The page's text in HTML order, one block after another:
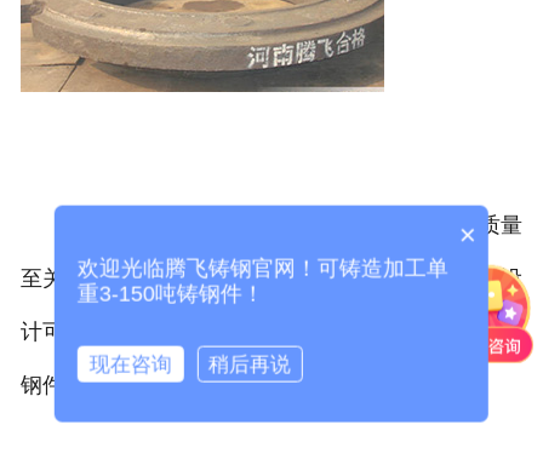
的质量
至关重要。合适的浇筑温度、冷却速度和浇注系统设
计可以避免缩孔、夹杂和裂纹等缺陷的形成，保证铸
钢件的整体完整性和均匀性。
×
欢迎光临腾飞铸钢官网！可铸造加工单
重3-150吨铸钢件！
现在咨询 稍后再说